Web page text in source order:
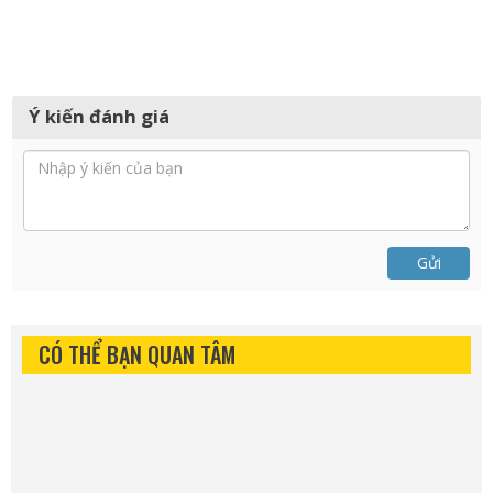
Ý kiến đánh giá
Gửi
CÓ THỂ BẠN QUAN TÂM